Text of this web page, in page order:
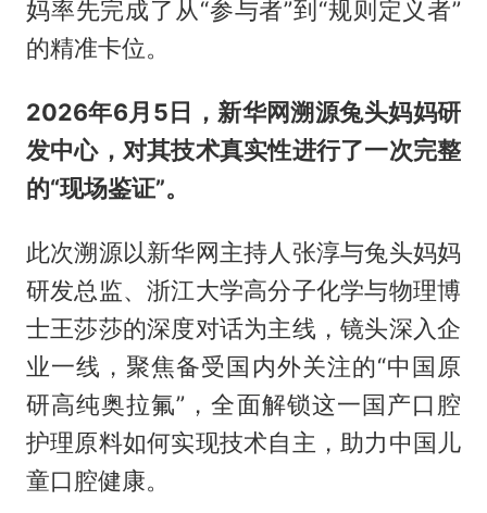
妈率先完成了从“参与者”到“规则定义者”
的精准卡位。
2026年6月5日，新华网溯源兔头妈妈研
发中心，对其技术真实性进行了一次完整
的“现场鉴证”。
此次溯源以新华网主持人张淳与兔头妈妈
研发总监、浙江大学高分子化学与物理博
士王莎莎的深度对话为主线，镜头深入企
业一线，聚焦备受国内外关注的“中国原
研高纯奥拉氟”，全面解锁这一国产口腔
护理原料如何实现技术自主，助力中国儿
童口腔健康。